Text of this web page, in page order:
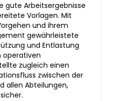
gute Arbeitsergebnisse
Vorlagen. Mit
und ihrem
gewährleistete
und Entlastung
operativen
zugleich einen
zwischen der
allen Abteilungen,